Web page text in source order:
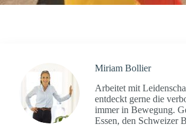
Miriam Bollier
Arbeitet mit
entdeckt gerne die
immer in Bewegung.
Essen, den Schweizer